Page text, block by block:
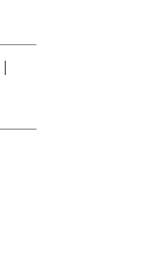
|